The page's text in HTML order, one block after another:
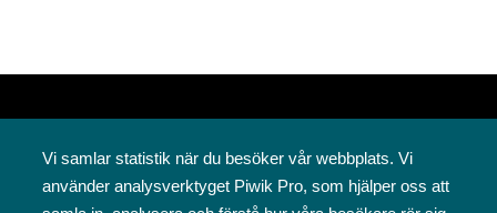
Vi samlar statistik när du besöker vår webbplats. Vi
använder analysverktyget Piwik Pro, som hjälper oss att